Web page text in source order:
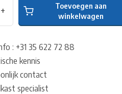
+
Toevoegen aan
winkelwagen
: +31 35 622 72 88
kennis
contact
specialist